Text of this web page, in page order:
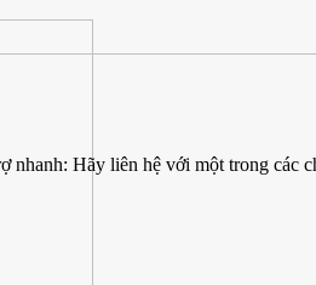
nhanh: Hãy liên hệ với một trong các